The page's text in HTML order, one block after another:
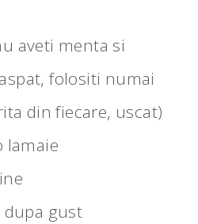
aveti menta si
folositi numai
din fiecare, uscat)
lamaie
dupa gust